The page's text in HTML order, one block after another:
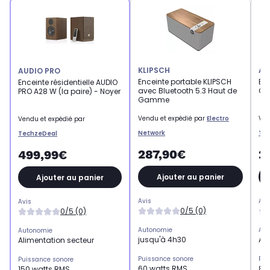
AUDIO PRO
Enceinte résidentielle AUDIO
PRO A28 W (la paire) - Noyer
Vendu et expédié par
TechzeDeal
499,99€
Ajouter au panier
Avis
0/5 (0)
Autonomie
Alimentation secteur
Puissance sonore
KLIPSCH
Enceinte portable KLIPSCH
avec Bluetooth 5.3 Haut de
Gamme
Vendu et expédié par Electro
Network
287,90€
Ajouter au panier
Avis
0/5 (0)
Autonomie
jusqu'à 4h30
Puissance sonore